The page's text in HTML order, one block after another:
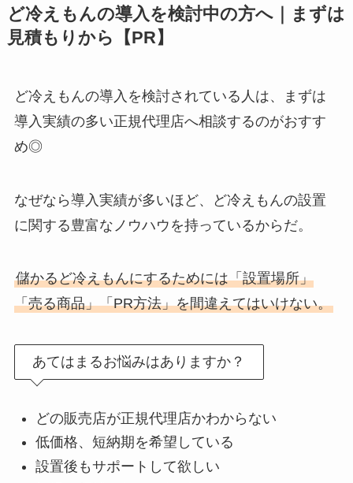
ど冷えもんの導入を検討中の方へ｜まずは
見積もりから【PR】
ど冷えもんの導入を検討されている人は、まずは
導入実績の多い正規代理店へ相談するのがおすす
め◎
なぜなら導入実績が多いほど、ど冷えもんの設置
に関する豊富なノウハウを持っているからだ。
儲かるど冷えもんにするためには「設置場所」
「売る商品」「PR方法」を間違えてはいけない。
あてはまるお悩みはありますか？
どの販売店が正規代理店かわからない
低価格、短納期を希望している
設置後もサポートして欲しい